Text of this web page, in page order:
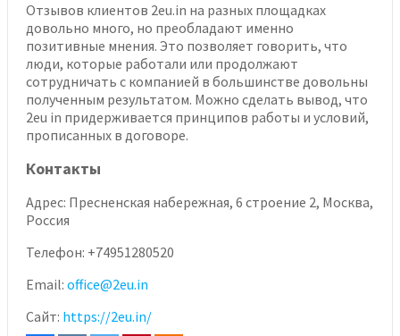
Отзывов клиентов 2eu.in на разных площадках
довольно много, но преобладают именно
позитивные мнения. Это позволяет говорить, что
люди, которые работали или продолжают
сотрудничать с компанией в большинстве довольны
полученным результатом. Можно сделать вывод, что
2eu in придерживается принципов работы и условий,
прописанных в договоре.
Контакты
Адрес: Пресненская набережная, 6 строение 2, Москва,
Россия
Телефон: +74951280520
Email: office@2eu.in
Сайт: https://2eu.in/